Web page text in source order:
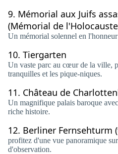
9. Mémorial aux Juifs
(Mémorial de
Un mémorial solennel en
10. Tiergarten
Un vaste parc au cœur de la ville,
tranquilles et les pique-niques.
11. Château de
Un magnifique palais baroque
riche histoire.
12. Berliner Fernsehturm
profitez d'une vue panoramique
d'observation.